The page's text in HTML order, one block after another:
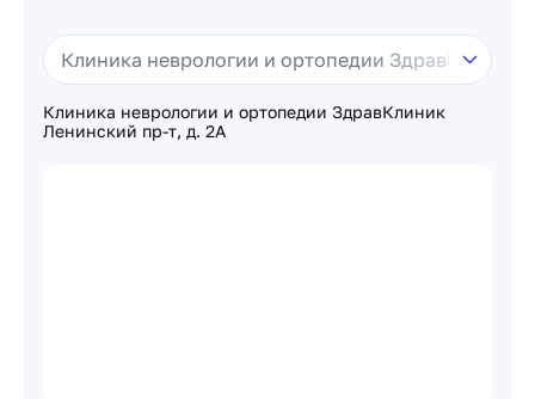
Клиника неврологии и ортопедии ЗдравКлиник
Ленинский пр-т, д. 2А